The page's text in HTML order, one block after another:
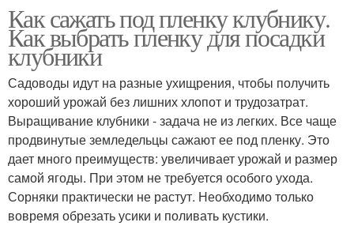
Как сажать под пленку клубнику.
Как выбрать пленку для посадки
клубники
Садоводы идут на разные ухищрения, чтобы получить
хороший урожай без лишних хлопот и трудозатрат.
Выращивание клубники - задача не из легких. Все чаще
продвинутые земледельцы сажают ее под пленку. Это
дает много преимуществ: увеличивает урожай и размер
самой ягоды. При этом не требуется особого ухода.
Сорняки практически не растут. Необходимо только
вовремя обрезать усики и поливать кустики.